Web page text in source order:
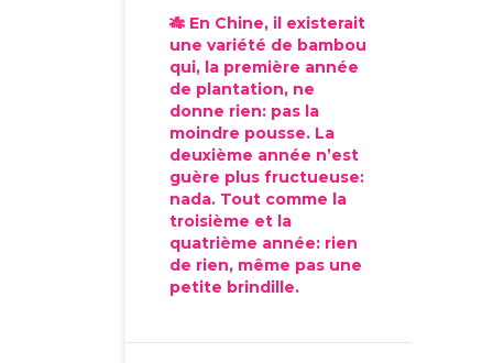
🎋 En Chine, il existerait
une variété de bambou
qui, la première année
de plantation, ne
donne rien: pas la
moindre pousse. La
deuxième année n’est
guère plus fructueuse:
nada. Tout comme la
troisième et la
quatrième année: rien
de rien, même pas une
petite brindille.